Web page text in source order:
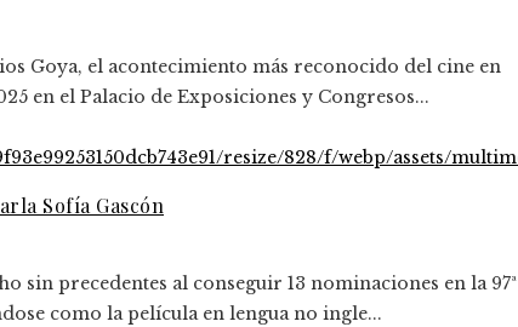
Goya, el acontecimiento más reconocido del cine en
en el Palacio de Exposiciones y Congresos...
Sofía Gascón
sin precedentes al conseguir 13 nominaciones en la 97ª
como la película en lengua no ingle...